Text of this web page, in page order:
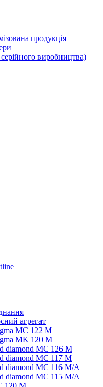
продукція
серійного виробництва)
агрегат
MC 122 M
MK 120 M
diamond MC 126 M
diamond MC 117 M
diamond MC 116 M/A
diamond MC 115 M/A